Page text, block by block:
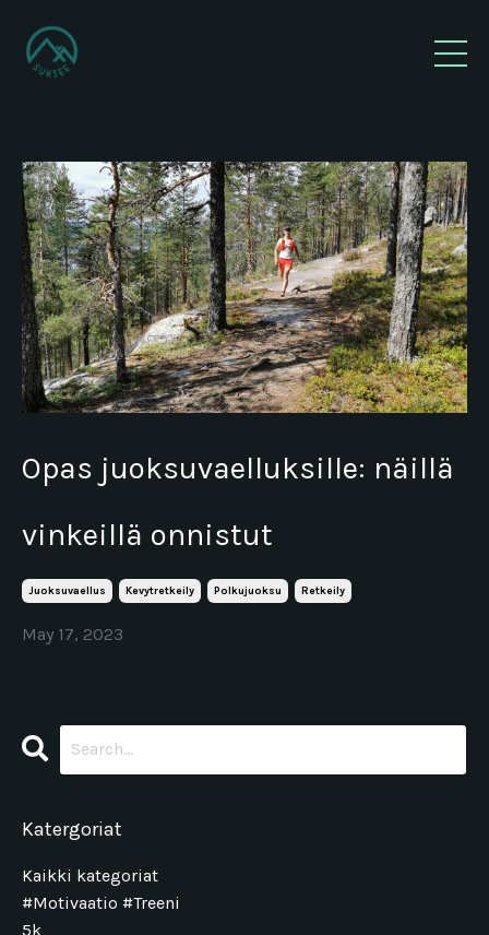
Opas juoksuvaelluksille: näillä
vinkeillä onnistut
Juoksuvaellus Kevytretkeily Polkujuoksu Retkeily
May 17, 2023
Katergoriat
Kaikki kategoriat
#motivaatio #treeni
5k